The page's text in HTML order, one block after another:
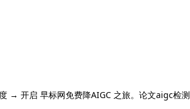
→ 开启 早标网免费降AIGC 之旅。论文aigc检测